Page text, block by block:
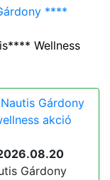
****
Wellness
Gárdony
akció
Gárdony